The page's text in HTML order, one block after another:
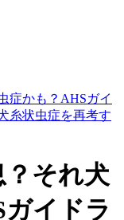
症かも？AHSガイ
糸状虫症を再考す
？それ犬
イドラ